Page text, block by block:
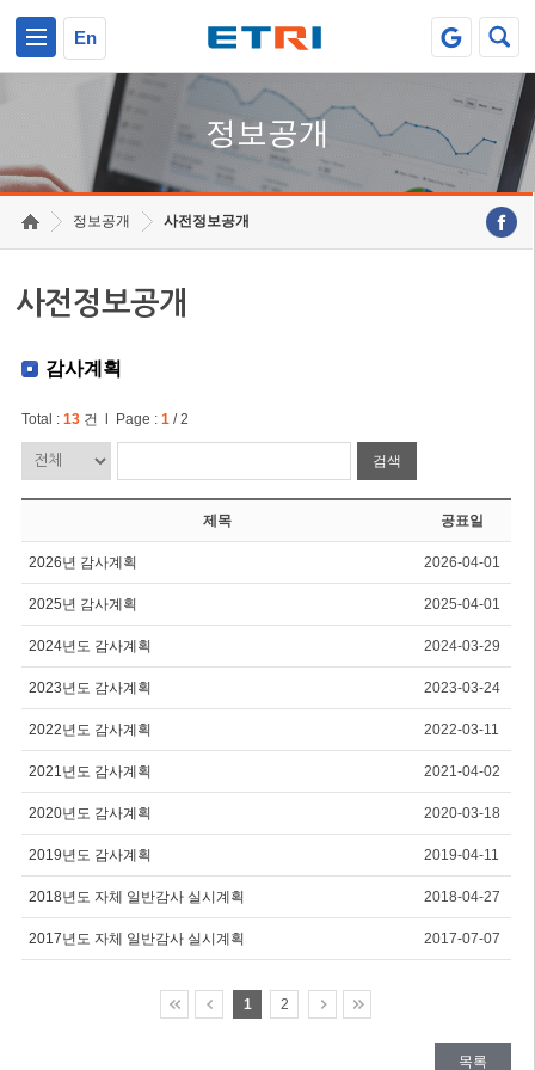
En
정보공개
정보공개 사전정보공개
사전정보공개
감사계획
Total : 13건 l Page : 1/ 2
검색
제목 공표일
2026년 감사계획 2026-04-01
2025년 감사계획 2025-04-01
2024년도 감사계획 2024-03-29
2023년도 감사계획 2023-03-24
2022년도 감사계획 2022-03-11
2021년도 감사계획 2021-04-02
2020년도 감사계획 2020-03-18
2019년도 감사계획 2019-04-11
2018년도 자체 일반감사 실시계획 2018-04-27
2017년도 자체 일반감사 실시계획 2017-07-07
1 2
목록